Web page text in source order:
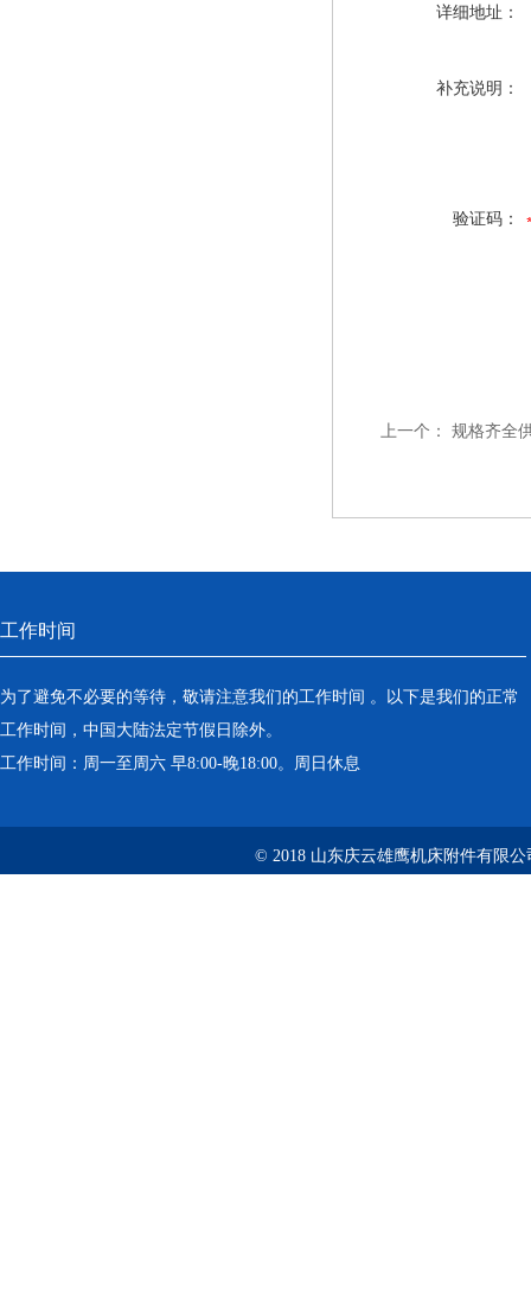
详细地址：
补充说明：
验证码：
上一个： 规格齐全
工作时间
为了避免不必要的等待，敬请注意我们的工作时间 。以下是我们的正常
工作时间，中国大陆法定节假日除外。
工作时间：周一至周六 早8:00-晚18:00。周日休息
© 2018 山东庆云雄鹰机床附件有限